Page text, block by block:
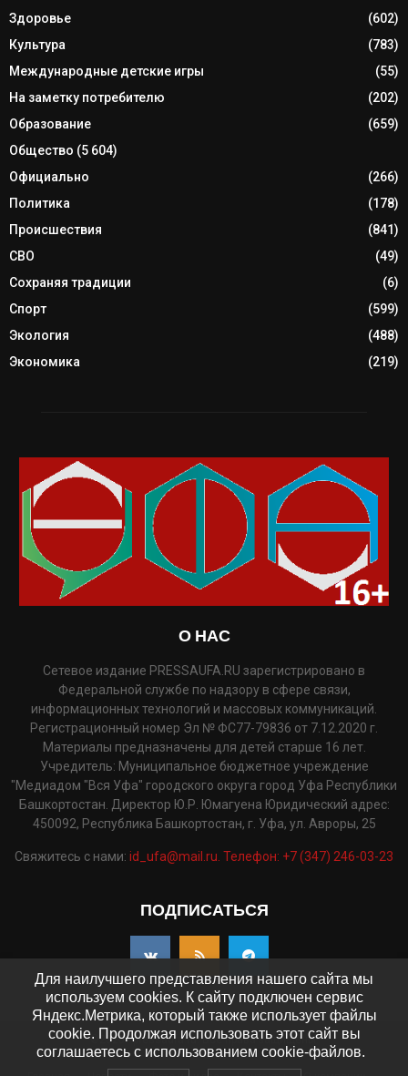
Здоровье
(602)
Культура
(783)
Международные детские игры
(55)
На заметку потребителю
(202)
Образование
(659)
Общество (5 604)
Официально
(266)
Политика
(178)
Происшествия
(841)
СВО
(49)
Сохраняя традиции
(6)
Спорт
(599)
Экология
(488)
Экономика
(219)
О НАС
Сетевое издание PRESSAUFA.RU зарегистрировано в
Федеральной службе по надзору в сфере связи,
информационных технологий и массовых коммуникаций.
Регистрационный номер Эл № ФС77-79836 от 7.12.2020 г.
Материалы предназначены для детей старше 16 лет.
Учредитель: Муниципальное бюджетное учреждение
"Медиадом "Вся Уфа" городского округа город Уфа Республики
Башкортостан. Директор Ю.Р. Юмагуена Юридический адрес:
450092, Республика Башкортостан, г. Уфа, ул. Авроры, 25
Свяжитесь с нами: id_ufa@mail.ru. Телефон: +7 (347) 246-03-23
ПОДПИСАТЬСЯ
©2025 - pressaufa.ru. Все права защищены.
Для наилучшего представления нашего сайта мы
используем cookies. К сайту подключен сервис
Яндекс.Метрика, который также использует файлы
cookie. Продолжая использовать этот сайт вы
соглашаетесь с использованием cookie-файлов.